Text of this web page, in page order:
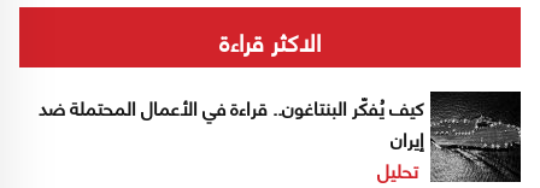
الاكثر قراءة
كيف يُفكّر البنتاغون.. قراءة في الأعمال المحتملة ضد
إيران
تحليل